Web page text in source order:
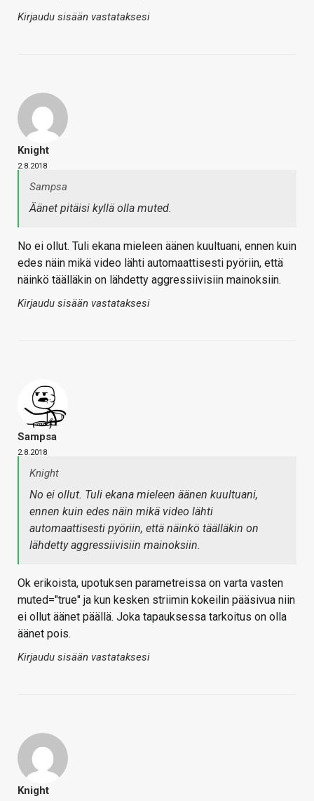
Kirjaudu sisään vastataksesi
Knight
2.8.2018
Sampsa
Äänet pitäisi kyllä olla muted.
No ei ollut. Tuli ekana mieleen äänen kuultuani, ennen kuin
edes näin mikä video lähti automaattisesti pyöriin, että
näinkö täälläkin on lähdetty aggressiivisiin mainoksiin.
Kirjaudu sisään vastataksesi
Sampsa
2.8.2018
Knight
No ei ollut. Tuli ekana mieleen äänen kuultuani,
ennen kuin edes näin mikä video lähti
automaattisesti pyöriin, että näinkö täälläkin on
lähdetty aggressiivisiin mainoksiin.
Ok erikoista, upotuksen parametreissa on varta vasten
muted="true" ja kun kesken striimin kokeilin pääsivua niin
ei ollut äänet päällä. Joka tapauksessa tarkoitus on olla
äänet pois.
Kirjaudu sisään vastataksesi
Knight